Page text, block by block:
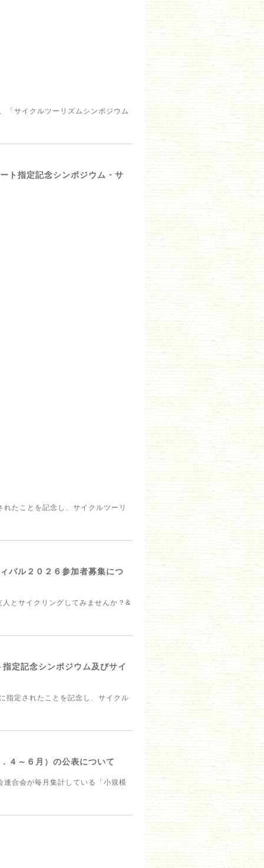
「サイクルツーリズムシンポジウム
ト指定記念シンポジウム・サ
たことを記念し、サイクルツーリ
バル２０２６参加者募集につ
とサイクリングしてみませんか？&
定記念シンポジウム及びサイ
指定されたことを記念し、サイクル
４～６月）の公表について
合会が毎月集計している「小規模